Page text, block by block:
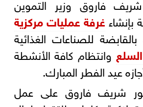
بإنشاءغرفة عمليات مركزية
بالقابضة للصناعات الغذائية
وانتظام كافة الأنشطة
عيد الفطر المبارك.
شريف فاروق على عمل